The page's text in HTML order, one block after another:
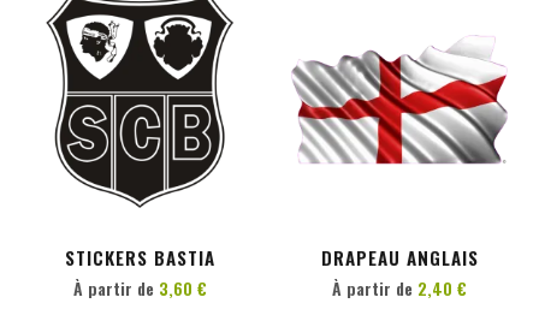
STICKERS BASTIA
PERSONNALISER
À partir de 3,60 €
DRAPEAU ANGLAIS
À partir de 2,40 €